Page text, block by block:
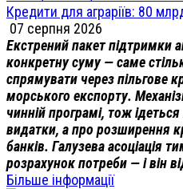
Кредити для аграріїв: 80
07 серпня 2026
Екстрений пакет підтримки
конкретну суму — саме
спрямувати через пільгове
морського експорту.
чинній програмі, тож
видатки, а про розширення
банків. Галузева асоціація
розрахунок потреби — і він
Більше інформації